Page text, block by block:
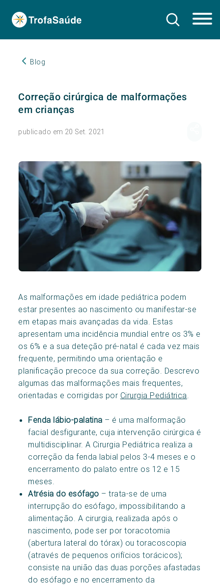
Blog
Correção cirúrgica de malformações
em crianças
publicado em 20 Set. 2021
As malformações em idade pediátrica podem
estar presentes ao nascimento ou manifestar-se
em etapas mais avançadas da vida. Estas
apresentam uma incidência mundial entre os 3% e
os 6% e a sua deteção pré-natal é cada vez mais
frequente, permitindo uma orientação e
planificação precoce da sua correção. Descrevo
algumas das malformações mais frequentes,
orientadas e corrigidas por Cirurgia Pediátrica
Fenda lábio-palatina – é uma malformação
facial desfigurante, cuja intervenção cirúrgica é
multidisciplinar. A Cirurgia Pediátrica realiza a
correção da fenda labial pelos 3-4 meses e o
encerramento do palato entre os 12 e 15
meses.
Atrésia do esófago – trata-se de uma
interrupção do esófago, impossibilitando a
alimentação. A cirurgia, realizada após o
nascimento, pode ser por toracotomia
(abertura lateral do tórax) ou toracoscopia
(através de pequenos orifícios torácicos);
consiste na união das duas porções afastadas
do esófago e no encerramento da